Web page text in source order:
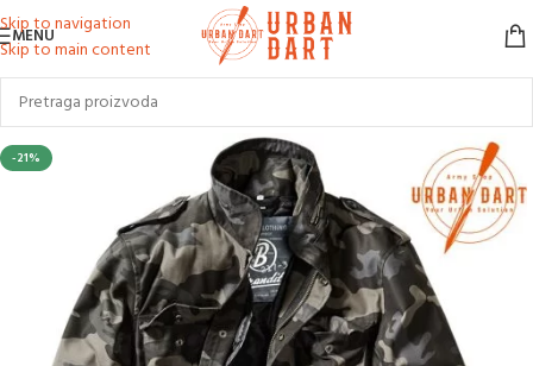
Skip to navigation
Skip to main content
MENU
-21%